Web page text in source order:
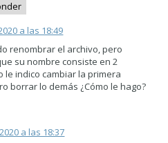
a las 18:49
renombrar el archivo, pero
su nombre consiste en 2
le indico cambiar la primera
borrar lo demás ¿Cómo le hago?
a las 18:37